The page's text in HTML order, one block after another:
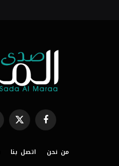
فيسبوك X
من نحن اتصل بنا